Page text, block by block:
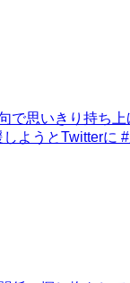
思いきり持ち
ようとTwitterに